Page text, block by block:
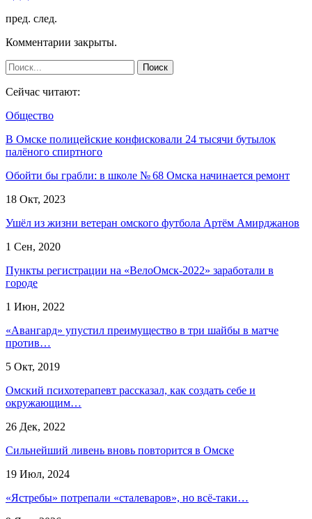
пред. след.
Комментарии закрыты.
Сейчас читают:
Общество
В Омске полицейские конфисковали 24 тысячи бутылок
палёного спиртного
Обойти бы грабли: в школе № 68 Омска начинается ремонт
18 Окт, 2023
Ушёл из жизни ветеран омского футбола Артём Амирджанов
1 Сен, 2020
Пункты регистрации на «ВелоОмск-2022» заработали в
городе
1 Июн, 2022
«Авангард» упустил преимущество в три шайбы в матче
против…
5 Окт, 2019
Омский психотерапевт рассказал, как создать себе и
окружающим…
26 Дек, 2022
Сильнейший ливень вновь повторится в Омске
19 Июл, 2024
«Ястребы» потрепали «сталеваров», но всё-таки…